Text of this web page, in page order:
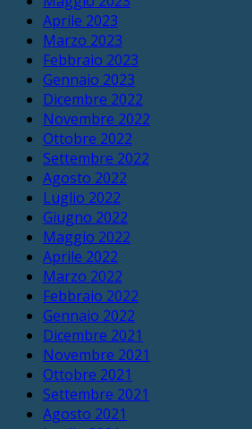
Aprile 2023
Marzo 2023
Febbraio 2023
Gennaio 2023
Dicembre 2022
Novembre 2022
Ottobre 2022
Settembre 2022
Agosto 2022
Luglio 2022
Giugno 2022
Maggio 2022
Aprile 2022
Marzo 2022
Febbraio 2022
Gennaio 2022
Dicembre 2021
Novembre 2021
Ottobre 2021
Settembre 2021
Agosto 2021